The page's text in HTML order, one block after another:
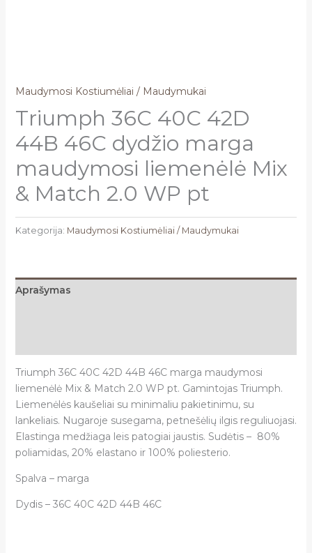
Maudymosi Kostiumėliai / Maudymukai
Triumph 36C 40C 42D
44B 46C dydžio marga
maudymosi liemenėlė Mix
& Match 2.0 WP pt
Kategorija: Maudymosi Kostiumėliai / Maudymukai
Aprašymas
Triumph 36C 40C 42D 44B 46C marga maudymosi
liemenėlė Mix & Match 2.0 WP pt. Gamintojas Triumph.
Liemenėlės kaušeliai su minimaliu pakietinimu, su
lankeliais. Nugaroje susegama, petnešėlių ilgis reguliuojasi.
Elastinga medžiaga leis patogiai jaustis. Sudėtis – 80%
poliamidas, 20% elastano ir 100% poliesterio.
Spalva – marga
Dydis – 36C 40C 42D 44B 46C